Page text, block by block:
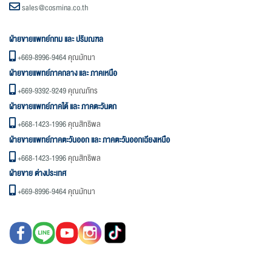
sales@cosmina.co.th
ฝ่ายขายแพทย์กทม และ ปริมณฑล
+669-8996-9464คุณมัทนา
ฝ่ายขายแพทย์ภาคกลาง และ ภาคเหนือ
+669-9392-9249คุณณภัทร
ฝ่ายขายแพทย์ภาคใต้ และ ภาคตะวันตก
+668-1423-1996คุณสิทธิพล
ฝ่ายขายแพทย์ภาคตะวันออก และ ภาคตะวันออกเฉียงเหนือ
+668-1423-1996คุณสิทธิพล
ฝ่ายขาย ต่างประเทศ
+669-8996-9464คุณมัทนา